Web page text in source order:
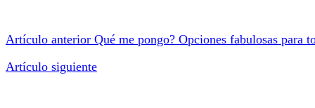
Artículo anterior Qué me pongo? Opciones fabulosas para
Artículo siguiente